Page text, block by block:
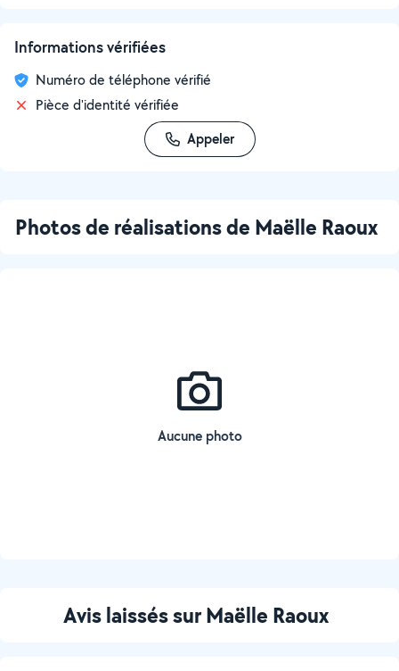
Informations vérifiées
Numéro de téléphone vérifié
Pièce d'identité vérifiée
Appeler
Photos de réalisations de Maëlle Raoux
Aucune photo
Avis laissés sur Maëlle Raoux